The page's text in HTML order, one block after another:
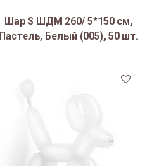
Шар S ШДМ 260/ 5*150 см,
Пастель, Белый (005), 50 шт.